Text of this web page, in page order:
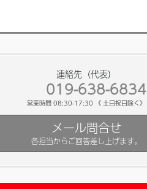
連絡先（代表）
019-638-6834
営業時間 08:30-17:30 《 土日祝日除く》
メール問合せ
各担当からご回答差し上げます。